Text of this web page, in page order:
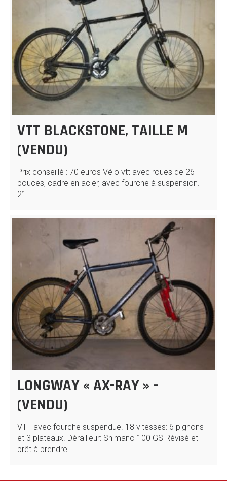
VTT BLACKSTONE, TAILLE M
(VENDU)
Prix conseillé : 70 euros Vélo vtt avec roues de 26
pouces, cadre en acier, avec fourche à suspension.
21…
LONGWAY « AX-RAY » –
(VENDU)
VTT avec fourche suspendue. 18 vitesses: 6 pignons
et 3 plateaux. Dérailleur: Shimano 100 GS Révisé et
prêt à prendre…